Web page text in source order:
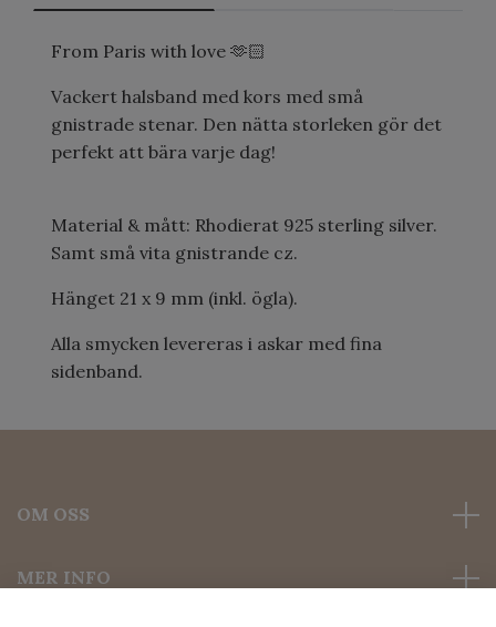
From Paris with love 🫶🏻
Vackert halsband med kors med små
gnistrade stenar. Den nätta storleken gör det
perfekt att bära varje dag!
Material & mått: Rhodierat 925 sterling silver.
Samt små vita gnistrande cz.
Hänget 21 x 9 mm (inkl. ögla).
Alla smycken levereras i askar med fina
sidenband.
OM OSS
MER INFO